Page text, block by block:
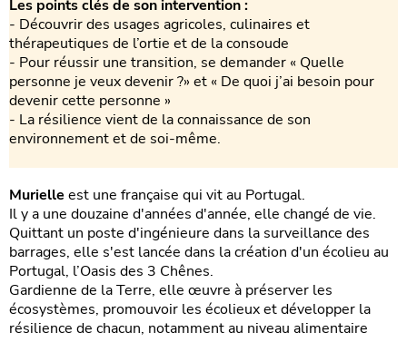
Les points clés de son intervention :
- Découvrir des usages agricoles, culinaires et
thérapeutiques de l’ortie et de la consoude
- Pour réussir une transition, se demander « Quelle
personne je veux devenir ?» et « De quoi j’ai besoin pour
devenir cette personne »
- La résilience vient de la connaissance de son
environnement et de soi-même.
Murielle est une française qui vit au Portugal.
Il y a une douzaine d'années d'année, elle changé de vie.
Quittant un poste d'ingénieure dans la surveillance des
barrages, elle s'est lancée dans la création d'un écolieu au
Portugal, l’Oasis des 3 Chênes.
Gardienne de la Terre, elle œuvre à préserver les
écosystèmes, promouvoir les écolieux et développer la
résilience de chacun, notamment au niveau alimentaire